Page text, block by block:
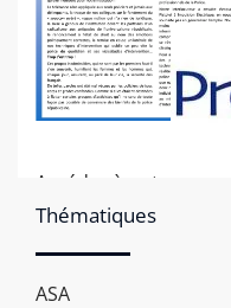
Accéder à notre
Thématiques
ASA